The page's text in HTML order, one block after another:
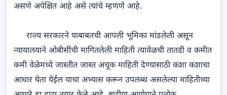
असणे अपेक्षित आहे असे त्यांचे म्हणणे आहे.
राज्य सरकारने याबाबतची आपली भूमिका मांडलेली असून
न्यायालयाने ओबीसींची मागितलेली माहिती त्यावेळची तातडी व कमीत
कमी वेळेमध्ये जास्तीत जास्त अचूक माहिती देण्यासाठी कशा कशाचा
आधार घेता येईल याचा अभ्यास करून उपलब्ध असलेल्या माहितीच्या